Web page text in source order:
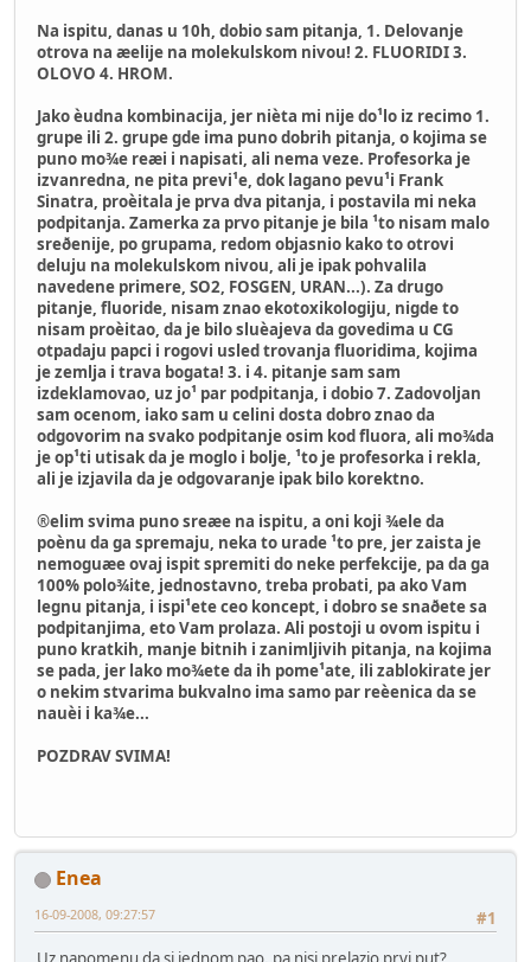
Na ispitu, danas u 10h, dobio sam pitanja, 1. Delovanje
otrova na æelije na molekulskom nivou! 2. FLUORIDI 3.
OLOVO 4. HROM.
Jako èudna kombinacija, jer nièta mi nije do¹lo iz recimo 1.
grupe ili 2. grupe gde ima puno dobrih pitanja, o kojima se
puno mo¾e reæi i napisati, ali nema veze. Profesorka je
izvanredna, ne pita previ¹e, dok lagano pevu¹i Frank
Sinatra, proèitala je prva dva pitanja, i postavila mi neka
podpitanja. Zamerka za prvo pitanje je bila ¹to nisam malo
sreðenije, po grupama, redom objasnio kako to otrovi
deluju na molekulskom nivou, ali je ipak pohvalila
navedene primere, SO2, FOSGEN, URAN...). Za drugo
pitanje, fluoride, nisam znao ekotoxikologiju, nigde to
nisam proèitao, da je bilo sluèajeva da govedima u CG
otpadaju papci i rogovi usled trovanja fluoridima, kojima
je zemlja i trava bogata! 3. i 4. pitanje sam sam
izdeklamovao, uz jo¹ par podpitanja, i dobio 7. Zadovoljan
sam ocenom, iako sam u celini dosta dobro znao da
odgovorim na svako podpitanje osim kod fluora, ali mo¾da
je op¹ti utisak da je moglo i bolje, ¹to je profesorka i rekla,
ali je izjavila da je odgovaranje ipak bilo korektno.
®elim svima puno sreæe na ispitu, a oni koji ¾ele da
poènu da ga spremaju, neka to urade ¹to pre, jer zaista je
nemoguæe ovaj ispit spremiti do neke perfekcije, pa da ga
100% polo¾ite, jednostavno, treba probati, pa ako Vam
legnu pitanja, i ispi¹ete ceo koncept, i dobro se snaðete sa
podpitanjima, eto Vam prolaza. Ali postoji u ovom ispitu i
puno kratkih, manje bitnih i zanimljivih pitanja, na kojima
se pada, jer lako mo¾ete da ih pome¹ate, ili zablokirate jer
o nekim stvarima bukvalno ima samo par reèenica da se
nauèi i ka¾e...
POZDRAV SVIMA!
Enea
#1
16-09-2008, 09:27:57